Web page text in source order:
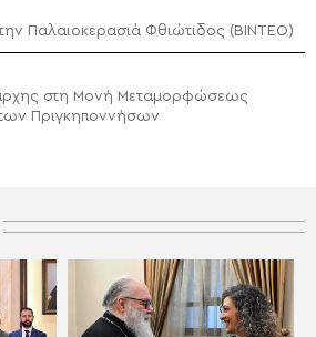
Παλαιοκερασιά Φθιώτιδος (ΒΙΝΤΕΟ)
στη Μονή Μεταμορφώσεως
Πριγκηποννήσων